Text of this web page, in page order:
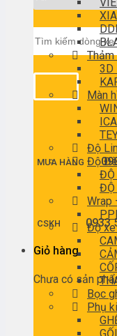
kiếm:
MUA HÀNG
CSKH 0933
Giỏ hàng
Chưa có sản
3D
Màn
Độ
Độ
ĐỘ
ĐỘ
Wrap
Độ xe
Bọc
Phụ